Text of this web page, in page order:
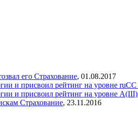
его Страхование, 01.08.2017
и присвоил рейтинг на уровне ruСС
и присвоил рейтинг на уровне А(III)
Страхование, 23.11.2016